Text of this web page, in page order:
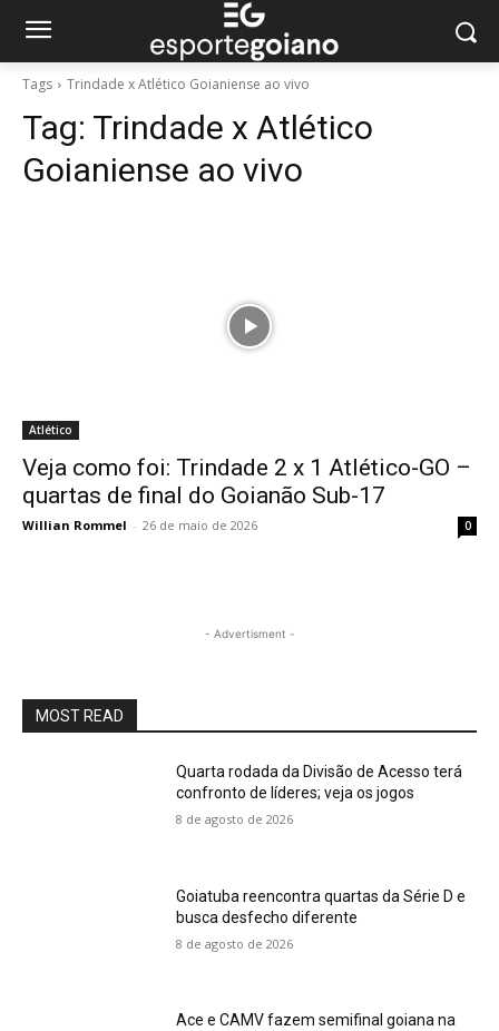
Tags Trindade x Atlético Goianiense ao vivo
Tag: Trindade x Atlético
Goianiense ao vivo
Atlético
Veja como foi: Trindade 2 x 1 Atlético-GO –
quartas de final do Goianão Sub-17
Willian Rommel - 26 de maio de 2026 0
- Advertisment -
MOST READ
Quarta rodada da Divisão de Acesso terá
confronto de líderes; veja os jogos
8 de agosto de 2026
Goiatuba reencontra quartas da Série D e
busca desfecho diferente
8 de agosto de 2026
Ace e CAMV fazem semifinal goiana na